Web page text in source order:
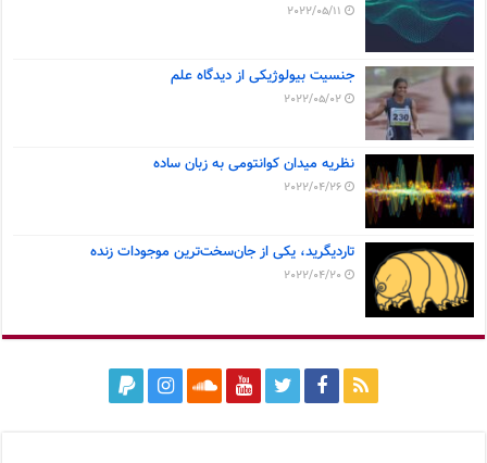
2022/05/11
جنسیت بیولوژیکی از دیدگاه علم
2022/05/02
نظریه میدان کوانتومی به زبان ساده
2022/04/26
تاردیگرید، یکی از جان‌سخت‌ترین موجودات زنده
2022/04/20